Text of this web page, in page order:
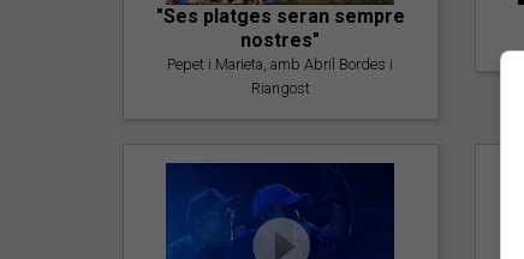
"Ses platges seran sempre
nostres"
Pepet i Marieta, amb Abril Bordes i
Riangost